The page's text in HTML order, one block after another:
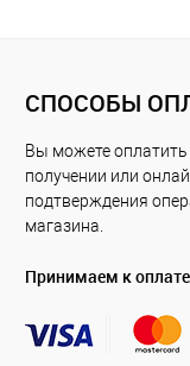
СПОСОБЫ
Вы можете оплатить
получении или
подтверждения
магазина.
Принимаем к оплате